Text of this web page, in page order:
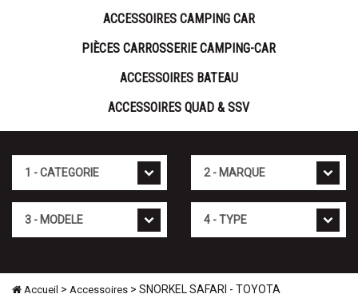
ACCESSOIRES CAMPING CAR
PIÈCES CARROSSERIE CAMPING-CAR
ACCESSOIRES BATEAU
ACCESSOIRES QUAD & SSV
Accueil > Accessoires > SNORKEL SAFARI - TOYOTA